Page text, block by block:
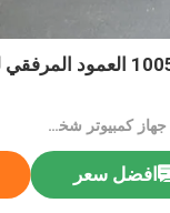
MOQ：1 جهاز كمبيوتر شخصى
افضل سعر